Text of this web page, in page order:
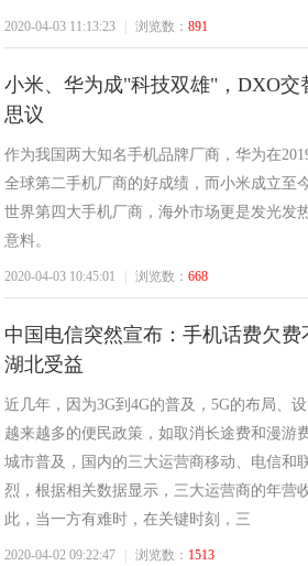
2020-04-03 11:13:23 浏览数：891
小米、华为成"科技双雄"，DXO交
思议
作为我国两大知名手机品牌厂商，华为在
全球第二手机厂商的好成绩，而小米成立至
世界第四大手机厂商，海外市场更是发光发
意料。
2020-04-03 10:45:01 浏览数：668
中国电信突然宣布：手机话费欠
湖北受益
近几年，因为3G到4G的普及，5G的布局、
越来越多的便民政策，如取消长途费和漫游
城市普及，国内的三大运营商移动、电信和
烈，根据相关数据显示，三大运营商的年营
此，当一方有难时，在关键时刻，三
2020-04-02 09:22:47 浏览数： 1513